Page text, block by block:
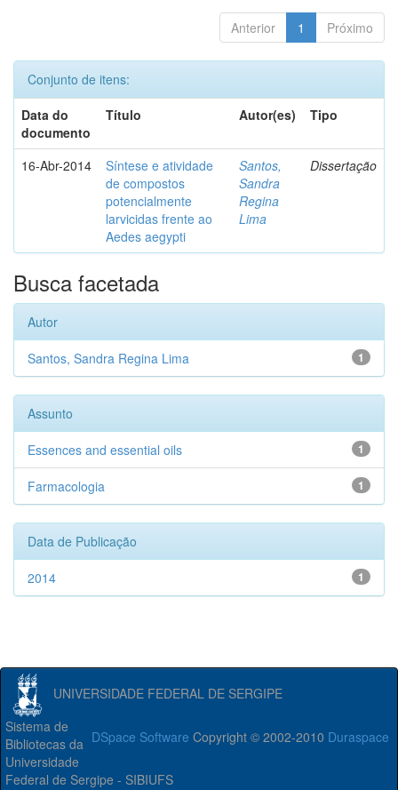
Anterior 1 Próximo
Conjunto de itens:
Data do
documento
Título Autor(es) Tipo
16-Abr-2014
Síntese e atividade
de compostos
potencialmente
larvicidas frente ao
Aedes aegypti
Santos,
Sandra
Regina
Lima
Dissertação
Busca facetada
Autor
1
Santos, Sandra Regina Lima
Assunto
1
Essences and essential oils
1
Farmacologia
Data de Publicação
1
2014
UNIVERSIDADE FEDERAL DE SERGIPE
DSpace Software Copyright © 2002-2010 Duraspace
Sistema de
Bibliotecas da
Universidade
Federal de Sergipe - SIBIUFS